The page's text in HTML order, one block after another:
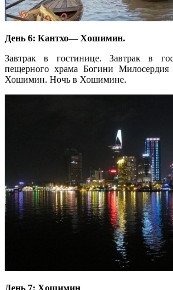
День 6: Кантхо— Хошимин.
Завтрак в гостинице. Завтрак в
пещерного храма Богини
Хошимин. Ночь в Хошимине.